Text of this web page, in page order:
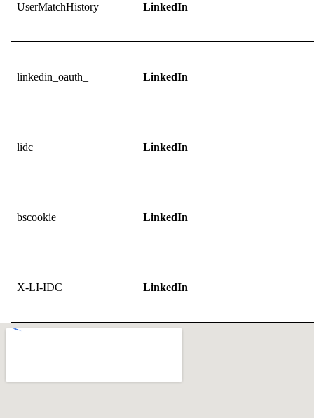
UserMatchHistory LinkedIn
linkedin_oauth_ LinkedIn
lidc LinkedIn
bscookie LinkedIn
X-LI-IDC LinkedIn